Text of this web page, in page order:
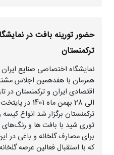
حضور تورینه بافت در
ترکمنستان
نمایشگاه اختصاصی صنایع ایران
همزمان با هفدهمین اجلاس
الی 28 بهمن ماه 1401 در پایتخت
ترکمنستان برگزار شد انواع
توری شید با بافت ها و
برای مصارف گلخانه و باغی در
که با استقبال فعالین عرصه